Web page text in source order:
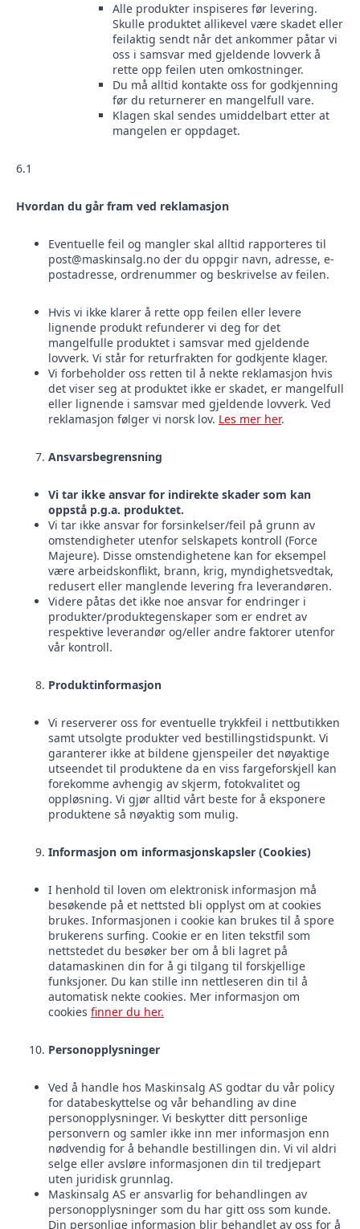
Alle produkter inspiseres før levering.
Skulle produktet allikevel være skadet eller
feilaktig sendt når det ankommer påtar vi
oss i samsvar med gjeldende lovverk å
rette opp feilen uten omkostninger.
Du må alltid kontakte oss for godkjenning
før du returnerer en mangelfull vare.
Klagen skal sendes umiddelbart etter at
mangelen er oppdaget.
6.1
Hvordan du går fram ved reklamasjon
Eventuelle feil og mangler skal alltid rapporteres til
post@maskinsalg.no der du oppgir navn, adresse, e-
postadresse, ordrenummer og beskrivelse av feilen.
Hvis vi ikke klarer å rette opp feilen eller levere
lignende produkt refunderer vi deg for det
mangelfulle produktet i samsvar med gjeldende
lovverk. Vi står for returfrakten for godkjente klager.
Vi forbeholder oss retten til å nekte reklamasjon hvis
det viser seg at produktet ikke er skadet, er mangelfull
eller lignende i samsvar med gjeldende lovverk. Ved
reklamasjon følger vi norsk lov. Les mer her.
Ansvarsbegrensning
Vi tar ikke ansvar for indirekte skader som kan
oppstå p.g.a. produktet.
Vi tar ikke ansvar for forsinkelser/feil på grunn av
omstendigheter utenfor selskapets kontroll (Force
Majeure). Disse omstendighetene kan for eksempel
være arbeidskonflikt, brann, krig, myndighetsvedtak,
redusert eller manglende levering fra leverandøren.
Videre påtas det ikke noe ansvar for endringer i
produkter/produktegenskaper som er endret av
respektive leverandør og/eller andre faktorer utenfor
vår kontroll.
Produktinformasjon
Vi reserverer oss for eventuelle trykkfeil i nettbutikken
samt utsolgte produkter ved bestillingstidspunkt. Vi
garanterer ikke at bildene gjenspeiler det nøyaktige
utseendet til produktene da en viss fargeforskjell kan
forekomme avhengig av skjerm, fotokvalitet og
oppløsning. Vi gjør alltid vårt beste for å eksponere
produktene så nøyaktig som mulig.
Informasjon om informasjonskapsler (Cookies)
I henhold til loven om elektronisk informasjon må
besøkende på et nettsted bli opplyst om at cookies
brukes. Informasjonen i cookie kan brukes til å spore
brukerens surfing. Cookie er en liten tekstfil som
nettstedet du besøker ber om å bli lagret på
datamaskinen din for å gi tilgang til forskjellige
funksjoner. Du kan stille inn nettleseren din til å
automatisk nekte cookies. Mer informasjon om
cookies finner du her.
Personopplysninger
Ved å handle hos Maskinsalg AS godtar du vår policy
for databeskyttelse og vår behandling av dine
personopplysninger. Vi beskytter ditt personlige
personvern og samler ikke inn mer informasjon enn
nødvendig for å behandle bestillingen din. Vi vil aldri
selge eller avsløre informasjonen din til tredjepart
uten juridisk grunnlag.
Maskinsalg AS er ansvarlig for behandlingen av
personopplysninger som du har gitt oss som kunde.
Din personlige informasjon blir behandlet av oss for å